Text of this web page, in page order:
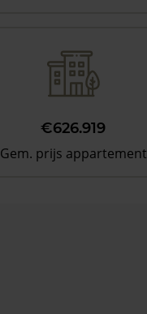
€626.919
Gem. prijs appartement